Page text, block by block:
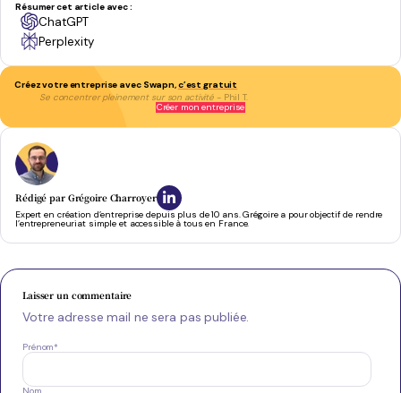
Résumer cet article avec :
ChatGPT
Perplexity
Créez votre entreprise avec Swapn,c’est gratuit
Se concentrer pleinement sur son activité - Phil T.
Créer mon entreprise
Rédigé par Grégoire Charroyer
Expert en création d’entreprise depuis plus de 10 ans. Grégoire a pour objectif de rendre
l’entrepreneuriat simple et accessible à tous en France.
Laisser un commentaire
Votre adresse mail ne sera pas publiée.
Prénom*